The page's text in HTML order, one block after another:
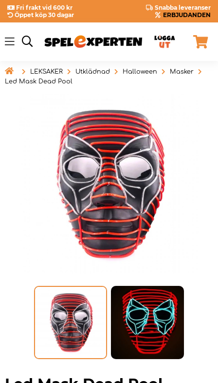
Fri frakt vid 600 kr
Snabba leveranser
Öppet köp 30 dagar
ERBJUDANDEN
 LEKSAKER Utklädnad Halloween
Masker
Led Mask Dead Pool